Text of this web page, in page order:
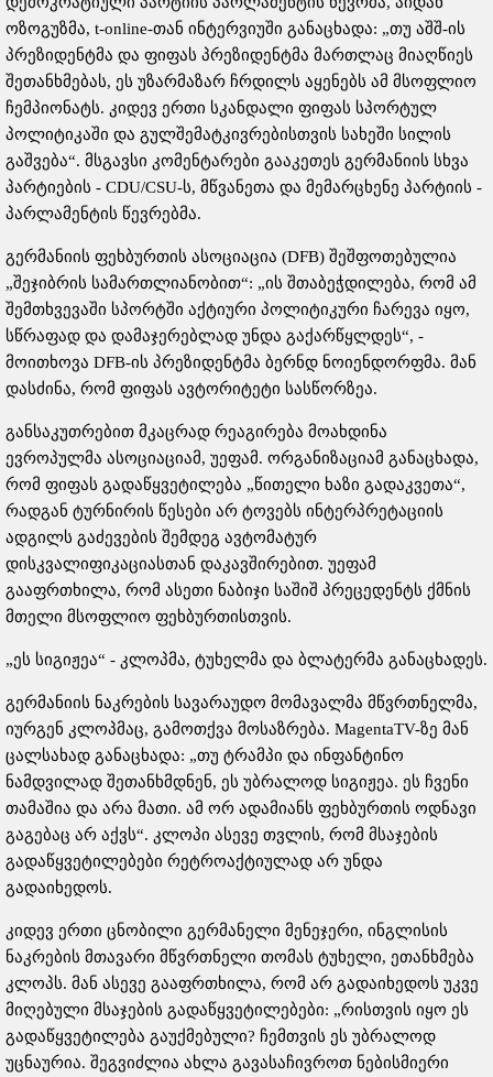
ოზოგუზმა, t-online-თან ინტერვიუში განაცხადა: „თუ აშშ-ის
პრეზიდენტმა და ფიფას პრეზიდენტმა მართლაც მიაღწიეს
შეთანხმებას, ეს უზარმაზარ ჩრდილს აყენებს ამ მსოფლიო
ჩემპიონატს. კიდევ ერთი სკანდალი ფიფას სპორტულ
პოლიტიკაში და გულშემატკივრებისთვის სახეში სილის
გაშვება“. მსგავსი კომენტარები გააკეთეს გერმანიის სხვა
პარტიების - CDU/CSU-ს, მწვანეთა და მემარცხენე პარტიის -
პარლამენტის წევრებმა.
გერმანიის ფეხბურთის ასოციაცია (DFB) შეშფოთებულია
„შეჯიბრის სამართლიანობით“: „ის შთაბეჭდილება, რომ ამ
შემთხვევაში სპორტში აქტიური პოლიტიკური ჩარევა იყო,
სწრაფად და დამაჯერებლად უნდა გაქარწყლდეს“, -
მოითხოვა DFB-ის პრეზიდენტმა ბერნდ ნოიენდორფმა. მან
დასძინა, რომ ფიფას ავტორიტეტი სასწორზეა.
განსაკუთრებით მკაცრად რეაგირება მოახდინა
ევროპულმა ასოციაციამ, უეფამ. ორგანიზაციამ განაცხადა,
რომ ფიფას გადაწყვეტილება „წითელი ხაზი გადაკვეთა“,
რადგან ტურნირის წესები არ ტოვებს ინტერპრეტაციის
ადგილს გაძევების შემდეგ ავტომატურ
დისკვალიფიკაციასთან დაკავშირებით. უეფამ
გააფრთხილა, რომ ასეთი ნაბიჯი საშიშ პრეცედენტს ქმნის
მთელი მსოფლიო ფეხბურთისთვის.
„ეს სიგიჟეა“ - კლოპმა, ტუხელმა და ბლატერმა განაცხადეს.
გერმანიის ნაკრების სავარაუდო მომავალმა მწვრთნელმა,
იურგენ კლოპმაც, გამოთქვა მოსაზრება. MagentaTV-ზე მან
ცალსახად განაცხადა: „თუ ტრამპი და ინფანტინო
ნამდვილად შეთანხმდნენ, ეს უბრალოდ სიგიჟეა. ეს ჩვენი
თამაშია და არა მათი. ამ ორ ადამიანს ფეხბურთის ოდნავი
გაგებაც არ აქვს“. კლოპი ასევე თვლის, რომ მსაჯების
გადაწყვეტილებები რეტროაქტიულად არ უნდა
გადაიხედოს.
კიდევ ერთი ცნობილი გერმანელი მენეჯერი, ინგლისის
ნაკრების მთავარი მწვრთნელი თომას ტუხელი, ეთანხმება
კლოპს. მან ასევე გააფრთხილა, რომ არ გადაიხედოს უკვე
მიღებული მსაჯების გადაწყვეტილებები: „რისთვის იყო ეს
გადაწყვეტილება გაუქმებული? ჩემთვის ეს უბრალოდ
უცნაურია. შეგვიძლია ახლა გავასაჩივროთ ნებისმიერი